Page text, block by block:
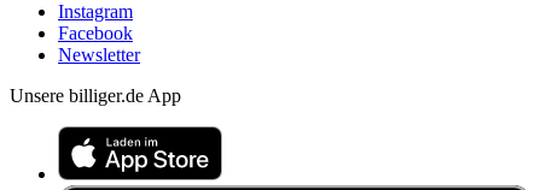
Instagram
Facebook
Newsletter
Unsere billiger.de App